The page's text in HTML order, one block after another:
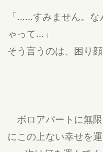
「……すみません。
ゃって…」
そう言うのは、困り顔
ボロアパートに無
にこの上ない幸せを運